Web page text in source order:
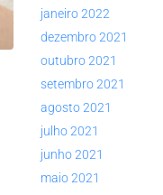
janeiro 2022
dezembro 2021
outubro 2021
setembro 2021
agosto 2021
julho 2021
junho 2021
maio 2021